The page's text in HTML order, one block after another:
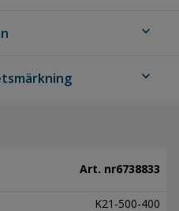
expand_more
expand_more
Art. nr6738833
K21-500-400